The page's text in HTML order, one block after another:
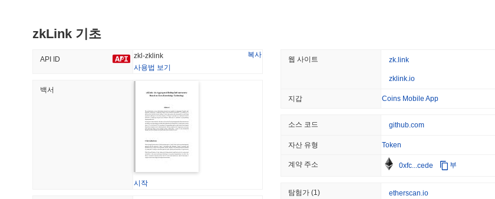
선택되며, 일정량의 zkLink 토큰을 담보로 잠궈야 하며,
zkLink은 제로 지식 증명, 특히 zk-SNARKs를 활용하여 민
버시와 데이터 무결성을 보장합니다. 네트워크를 더욱 안
메커니즘을 통합하여 정직한 참여를 장려하며, 악의적인
또한, zkLink은 정기적인 감사를 수행하고 이해관계자가 의
zkLink은 어떤 논란이나 위험에 직면했나요?
zkLink은 주로 제로 지식 증명에 내재된 프라이버시 및 보
확장 솔루션 공간에서 운영되는 프로젝트로서, 스마트 계
에 노출되어 있습니다. 이러한 위험에 대응하기 위해
참여하고 있습니다. 지속적인 위험에는 시장 변동성과 규
#561
트렌딩 최근 추가
#10518
1.94%
코인베이스,
SEC
CRYPTO REGULATIONS
zkLink 기초
API ID zkl-zklink
복사
사용법 보기
백서
시작
웹 사이트 zk.link
zklink.io
지갑 Coins Mobile App
소스 코드 github.com
자산 유형 Token
계약 주소 0xfc...cede 부
탐험가(1) etherscan.io